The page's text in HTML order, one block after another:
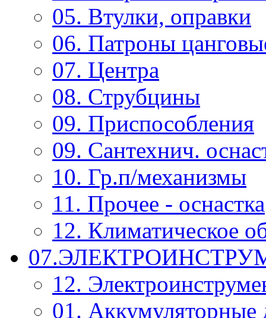
05. Втулки, оправки
06. Патроны
07. Центра
08. Струбцины
09. Приспособления
09. Сантехнич.
10. Гр.п/механизмы
11. Прочее - оснастка
12. Климатическое
12.
01. Аккумуляторные